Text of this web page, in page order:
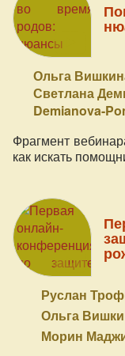
Ольга
Светлана
Demianova-
Фрагмент
как искать
Руслан
Ольга
Морин